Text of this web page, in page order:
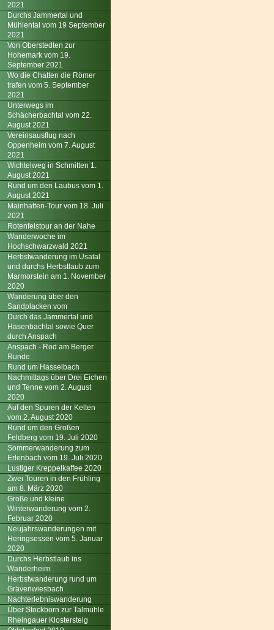
2021
Durchs Jammertal und
Mühlental vom 19 September
2021
Von Oberstedten zur
Hohemark vom 19.
September 2021
Wo die Chatten die Römer
trafen vom 5. September
2021
Unterwegs im
Schächerbachtal vom 22.
August 2021
Vereinsausflug nach
Oppenheim vom 7. August
2021
Wichtelweg in Schmitten 1.
August 2021
Rund um den Laubus vom 1.
August 2021
Mainhatten-Tour vom 18. Juli
2021
Rotenfelstour an der Nahe
Wanderwoche im
Hochschwarzwald 2021
Herbstwanderung im Usatal
und durchs Herbstlaub zum
Marmorstein am 1. November
2020
Wanderung über den
Sandplacken vom
Durch das Jammertal und
Hasenbachtal sowie Quer
durch Anspach
Anspach - Rod am Berger
Runde
Rund um Hasselbach
Nachmittags über Drei Eichen
und Tenne vom 2. August
2020
Auf den Spuren der Kelten
vom 2. August 2020
Rund um den Großen
Feldberg vom 19. Juli 2020
Sommerwanderung zum
Erlenbach vom 19. Juli 2020
Lustiger Kreppelkaffee 2020
Zwei Touren in den Frühling
am 8. März 2020
Große und kleine
Winterwanderung vom 2.
Februar 2020
Neujahrswanderungen mit
Heringsessen vom 5. Januar
2020
Durchs Herbstlaub ins
Wanderheim
Herbstwanderung rund um
Grävenwiesbach
Nachterlebniswanderung
Über Stockborn zur Talmühle
Rheingauer Klostersteig